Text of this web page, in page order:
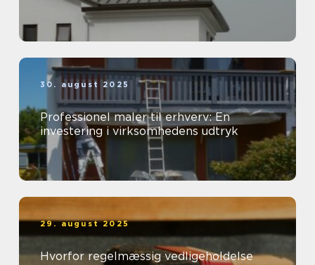
30. august 2025
Professionel maler til erhverv: En
investering i virksomhedens udtryk
29. august 2025
Hvorfor regelmæssig vedligeholdelse